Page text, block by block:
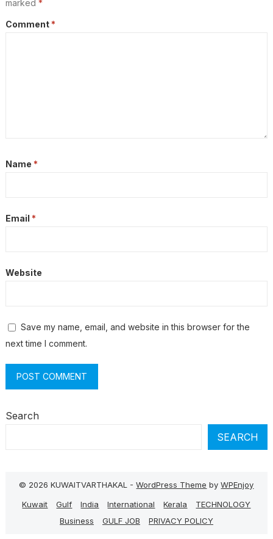
marked *
Comment *
Name *
Email *
Website
Save my name, email, and website in this browser for the
next time I comment.
Search
SEARCH
© 2026 KUWAITVARTHAKAL -WordPress Theme byWPEnjoy
Kuwait
Gulf India International Kerala
TECHNOLOGY
Business
GULF JOB PRIVACY POLICY